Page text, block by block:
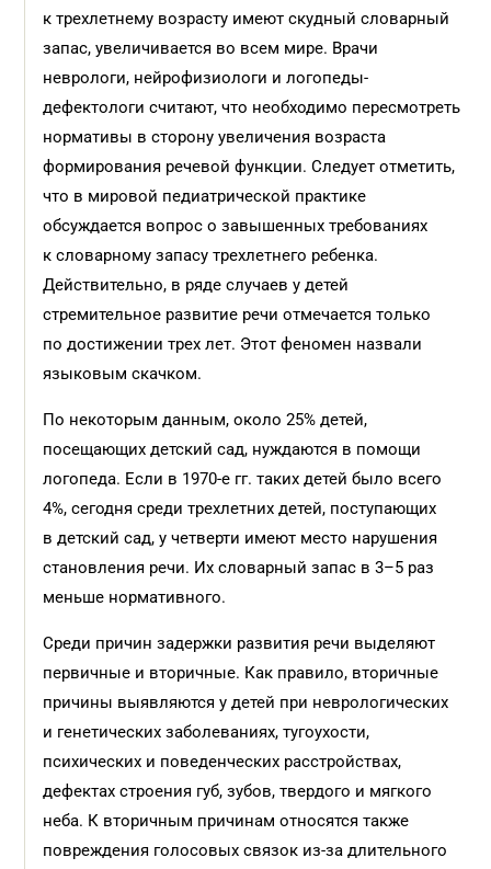
к трехлетнему возрасту имеют скудный словарный
запас, увеличивается во всем мире. Врачи
неврологи, нейрофизиологи и логопеды-
дефектологи считают, что необходимо пересмотреть
нормативы в сторону увеличения возраста
формирования речевой функции. Следует отметить,
что в мировой педиатрической практике
обсуждается вопрос о завышенных требованиях
к словарному запасу трехлетнего ребенка.
Действительно, в ряде случаев у детей
стремительное развитие речи отмечается только
по достижении трех лет. Этот феномен назвали
языковым скачком.
По некоторым данным, около 25% детей,
посещающих детский сад, нуждаются в помощи
логопеда. Если в 1970-е гг. таких детей было всего
4%, сегодня среди трехлетних детей, поступающих
в детский сад, у четверти имеют место нарушения
становления речи. Их словарный запас в 3–5 раз
меньше нормативного.
Среди причин задержки развития речи выделяют
первичные и вторичные. Как правило, вторичные
причины выявляются у детей при неврологических
и генетических заболеваниях, тугоухости,
психических и поведенческих расстройствах,
дефектах строения губ, зубов, твердого и мягкого
неба. К вторичным причинам относятся также
повреждения голосовых связок из-за длительного